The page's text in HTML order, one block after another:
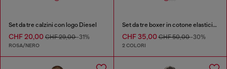
Set da tre calzini con logo Diesel
CHF 20,00 CHF 29,00-31%
ROSA/NERO
Set da tre boxer in cotone elasticizzato
CHF 35,00CHF 50,00-30%
2 COLORI